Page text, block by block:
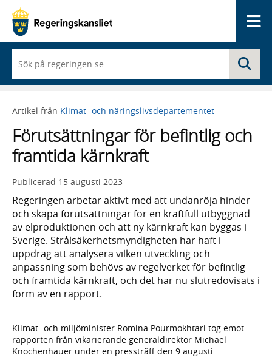
du
börjar
skriva
framträder
lista
med
sökförslag
Artikel från Klimat- och näringslivsdepartementet
Förutsättningar för befintlig och
framtida kärnkraft
Publicerad 15 augusti 2023
Regeringen arbetar aktivt med att undanröja hinder
och skapa förutsättningar för en kraftfull utbyggnad
av elproduktionen och att ny kärnkraft kan byggas i
Sverige. Strålsäkerhetsmyndigheten har haft i
uppdrag att analysera vilken utveckling och
anpassning som behövs av regelverket för befintlig
och framtida kärnkraft, och det har nu slutredovisats i
form av en rapport.
Klimat- och miljöminister Romina Pourmokhtari tog emot
rapporten från vikarierande generaldirektör Michael
Knochenhauer under en pressträff den 9 augusti.